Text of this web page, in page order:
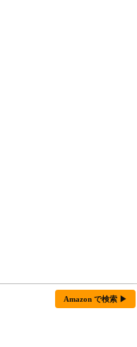
Amazon で検索 ▶